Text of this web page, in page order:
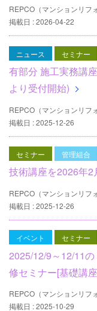
REPCO（マンションリフ
掲載日 : 2026-04-22
ニュース セミナー
有部分 施工実務講
より受付開始)
REPCO（マンションリフ
掲載日 : 2025-12-26
セミナー 管理組合
技術講座を2026年
REPCO（マンションリフ
掲載日 : 2025-12-26
イベント セミナー
2025/12/9～12/11
修セミナー[基礎講
REPCO（マンションリフ
掲載日 : 2025-10-29